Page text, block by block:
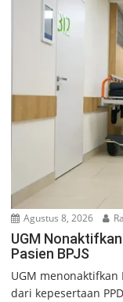
Agustus 8, 2026
UGM
Pasien BPJS
UGM
dari kepesertaan